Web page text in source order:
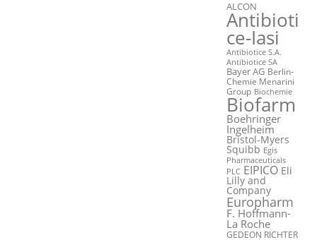
ALCON
Antibioti
ce-Iasi
Antibiotice S.A.
Antibiotice SA
Bayer AG Berlin-
Chemie Menarini
Group Biochemie
Biofarm
Boehringer
Ingelheim
Bristol-Myers
Squibb Egis
Pharmaceuticals
PLC EIPICO Eli
Lilly and
Company
Europharm
F. Hoffmann-
La Roche
GEDEON RICHTER